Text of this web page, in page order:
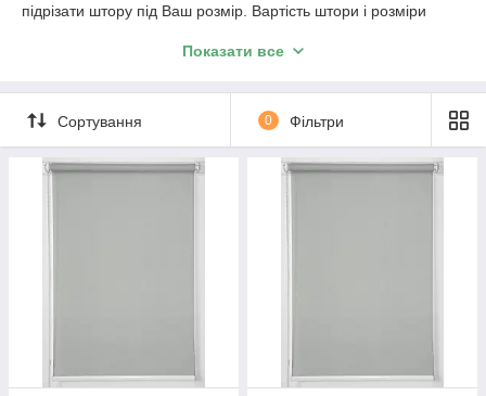
підрізати штору під Ваш розмір. Вартість штори і розміри
Важливо!!! Як відбувається робота з нами. Ми
працюємо з усією Україною!
дзвінком або повідомленням в Вайбер.
В даному розділі вказана ціна на рулонні штори у відкритій
системі (Міні 19), ширина штори вказана з тканини, отже
Показати все
Сортування 0 Фільтри